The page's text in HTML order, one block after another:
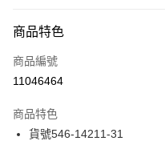
信用卡一次付款
信用卡分期付款
合作金庫商業銀行
華南商業銀行
超商取貨付款
商品特色
商品編號
11046464
商品特色
貨號546-14211-31